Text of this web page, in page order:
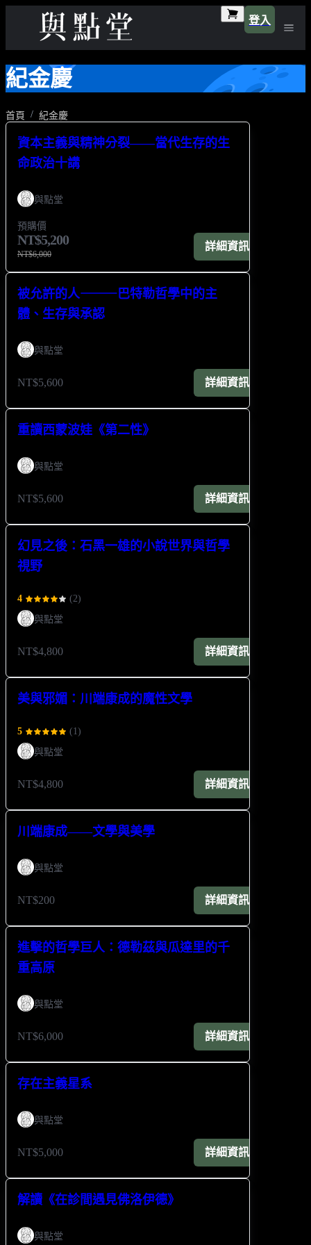
登入
紀金慶
首頁 紀金慶
資本主義與精神分裂——當代生存的生
命政治十講
與點堂
預購價
NT$5,200
NT$6,000
詳細資訊
被允許的人⸻巴特勒哲學中的主
體、生存與承認
與點堂
NT$5,600 詳細資訊
重讀西蒙波娃《第二性》
與點堂
NT$5,600 詳細資訊
幻見之後：石黑一雄的小說世界與哲學
視野
4 (2)
與點堂
NT$4,800 詳細資訊
美與邪媚：川端康成的魔性文學
5 (1 )
與點堂
NT$4,800 詳細資訊
川端康成——文學與美學
與點堂
NT$200 詳細資訊
進擊的哲學巨人：德勒茲與瓜達里的千
重高原
與點堂
NT$6,000 詳細資訊
存在主義星系
與點堂
NT$5,000 詳細資訊
解讀《在診間遇見佛洛伊德》
與點堂